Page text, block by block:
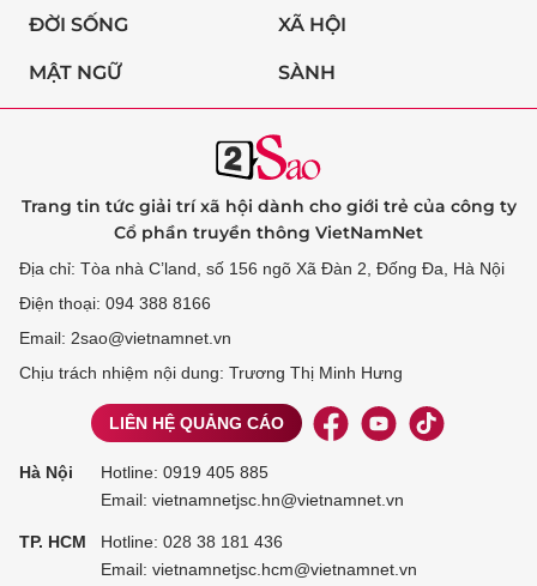
ĐỜI SỐNG XÃ HỘI
MẬT NGỮ SÀNH
Trang tin tức giải trí xã hội dành cho giới trẻ của công ty
Cổ phần truyền thông VietNamNet
Địa chỉ: Tòa nhà C’land, số 156 ngõ Xã Đàn 2, Đống Đa, Hà Nội
Điện thoại: 094 388 8166
Email: 2sao@vietnamnet.vn
Chịu trách nhiệm nội dung: Trương Thị Minh Hưng
LIÊN HỆ QUẢNG CÁO
Hà Nội Hotline: 0919 405 885
Email: vietnamnetjsc.hn@vietnamnet.vn
TP. HCM Hotline: 028 38 181 436
Email: vietnamnetjsc.hcm@vietnamnet.vn